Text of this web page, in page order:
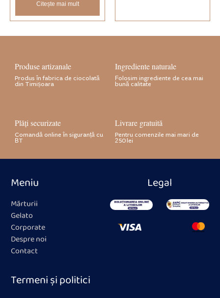
Citește mai mult
Produse artizanale
Produs în fabrica de ciocolată
din Timișoara
Ingrediente naturale
Folosim ingrediente de cea mai
bună calitate
Plăți securizate
Comandă online în siguranță cu
BT
Livrare gratuită
Pentru comenzile mai mari de
250 lei
Meniu
Mărturii
Gelato
Corporate
Despre noi
Contact
Legal
Termeni și politici